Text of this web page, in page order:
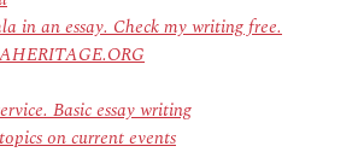
in an essay. Check my writing free.
Basic essay writing
on current events